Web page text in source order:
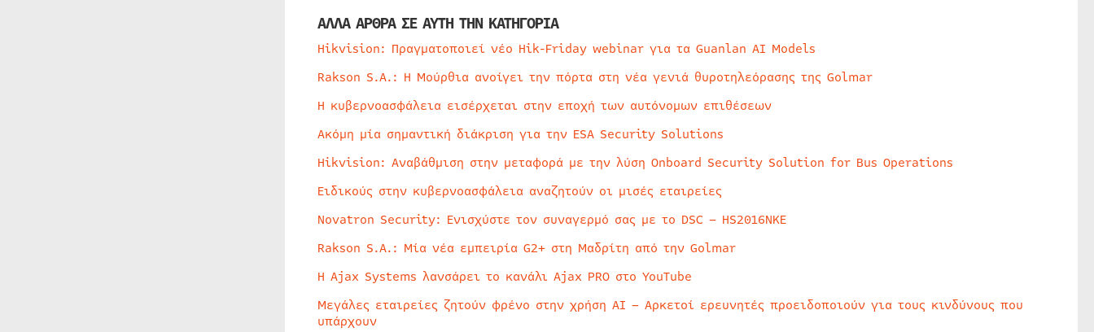
ΑΛΛΑ ΑΡΘΡΑ ΣΕ ΑΥΤΗ ΤΗΝ ΚΑΤΗΓΟΡΙΑ
Hikvision: Πραγματοποιεί νέο Hik-Friday webinar για τα Guanlan AI Models
Rakson S.A.: Η Μούρθια ανοίγει την πόρτα στη νέα γενιά θυροτηλεόρασης της Golmar
Η κυβερνοασφάλεια εισέρχεται στην εποχή των αυτόνομων επιθέσεων
Ακόμη μία σημαντική διάκριση για την ESA Security Solutions
Hikvision: Αναβάθμιση στην μεταφορά με την λύση Onboard Security Solution for Bus Operations
Ειδικούς στην κυβερνοασφάλεια αναζητούν οι μισές εταιρείες
Novatron Security: Ενισχύστε τον συναγερμό σας με το DSC – HS2016NKE
Rakson S.A.: Μία νέα εμπειρία G2+ στη Μαδρίτη από την Golmar
Η Ajax Systems λανσάρει το κανάλι Ajax PRO στο YouTube
Μεγάλες εταιρείες ζητούν φρένο στην χρήση AI – Αρκετοί ερευνητές προειδοποιούν για τους κινδύνους που
υπάρχουν